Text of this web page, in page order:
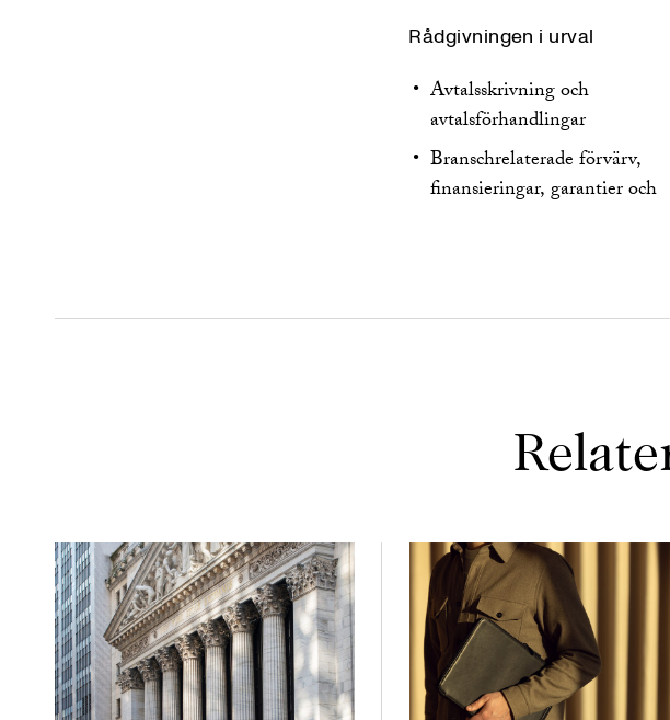
Rådgivningen i urval
Avtalsskrivning och
avtalsförhandlingar
Branschrelaterade förvärv,
finansieringar, garantier och